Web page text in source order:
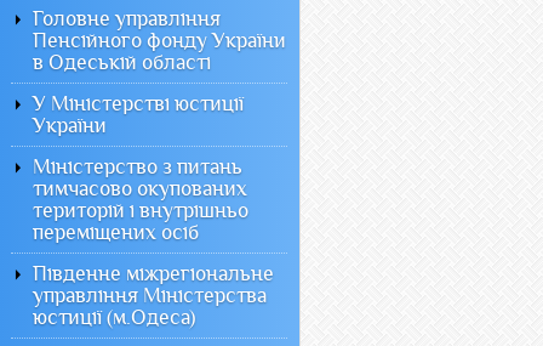
Головне управління
Пенсійного фонду України
в Одеській області
У Міністерстві юстиції
України
Міністерство з питань
тимчасово окупованих
територій і внутрішньо
переміщених осіб
Південне міжрегіональне
управління Міністерства
юстиції (м.Одеса)